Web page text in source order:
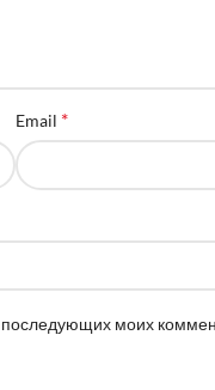
Email *
последующих моих